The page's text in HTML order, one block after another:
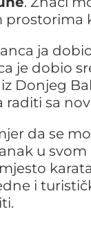
prostorima
ja
je dobio
Donjeg
sa
da se
u svom
i